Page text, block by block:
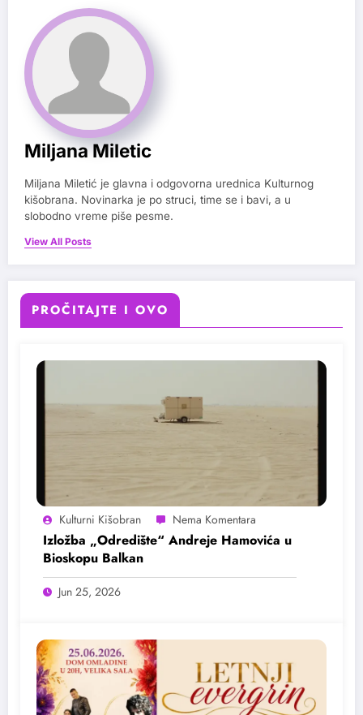
Miljana Miletic
Miljana Miletić je glavna i odgovorna urednica Kulturnog
kišobrana. Novinarka je po struci, time se i bavi, a u
slobodno vreme piše pesme.
View All Posts
PROČITAJTE I OVO
Kulturni Kišobran
Izložba „Odredište“ Andreje Hamovića u
Bioskopu Balkan
Jun 25, 2026